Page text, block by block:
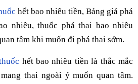
hết bao nhiêu tiền, Bảng giá phá
nhiêu, thuốc phá thai bao nhiêu
tâm khi muốn đi phá thai sớm.
hết bao nhiêu tiền là thắc mắc
thai ngoài ý muốn quan tâm.